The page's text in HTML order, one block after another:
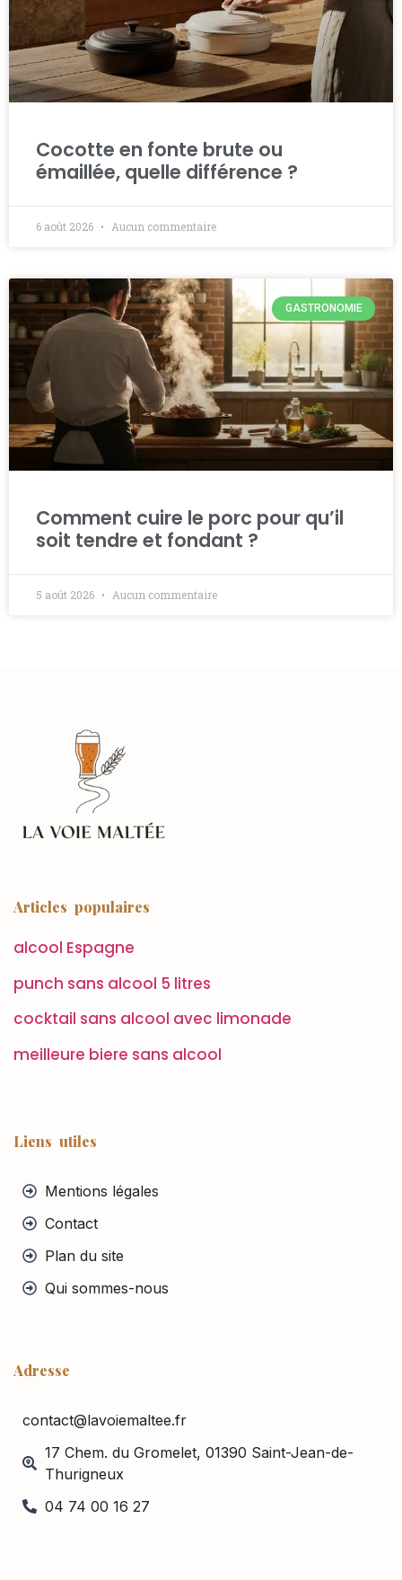
Cocotte en fonte brute ou
émaillée, quelle différence ?
6 août 2026 Aucun commentaire
GASTRONOMIE
Comment cuire le porc pour qu’il
soit tendre et fondant ?
5 août 2026 Aucun commentaire
Articles populaires
alcool Espagne
punch sans alcool 5 litres
cocktail sans alcool avec limonade
meilleure biere sans alcool
Liens utiles
Mentions légales
Contact
Plan du site
Qui sommes-nous
Adresse
contact@lavoiemaltee.fr
17 Chem. du Gromelet, 01390 Saint-Jean-de-
Thurigneux
04 74 00 16 27